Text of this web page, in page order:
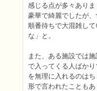
感じる点が多々あり
豪華で綺麗でしたが
順番待ちで大混雑し
な」と。
また、ある施設では
で入ってくる人ばか
を無理に入れるのは
形で言われたことも